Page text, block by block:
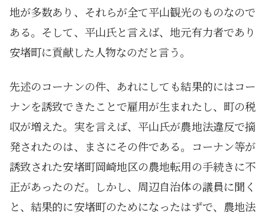
地が多数あり、それらが全て平山観光のものなので
ある。そして、平山氏と言えば、地元有力者であり
安堵町に貢献した人物なのだと言う。
先述のコーナンの件、あれにしても結果的にはコー
ナンを誘致できたことで雇用が生まれたし、町の税
収が増えた。実を言えば、平山氏が農地法違反で摘
発されたのは、まさにその件である。コーナン等が
誘致された安堵町岡崎地区の農地転用の手続きに不
正があったのだ。しかし、周辺自治体の議員に聞く
と、結果的に安堵町のためになったはずで、農地法